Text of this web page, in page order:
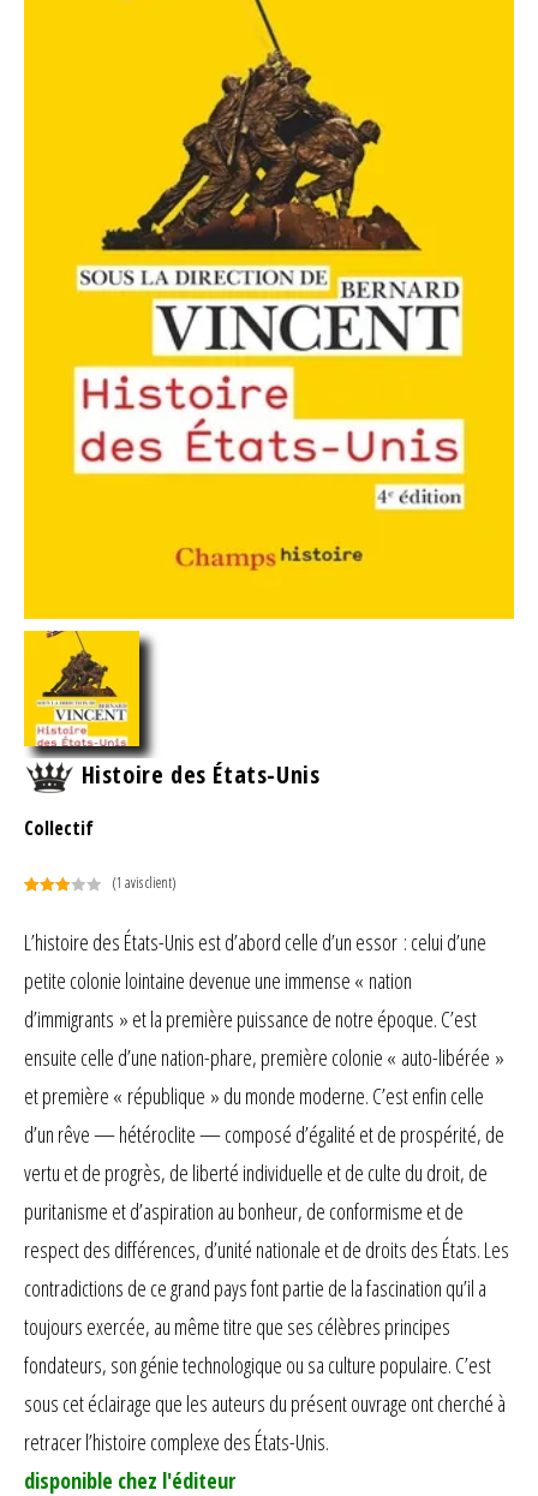
Histoire des États-Unis
Collectif
sur 5
basé
sur
notation
(1 avis client)
L’histoire des États-Unis est d’abord celle d’un essor : celui d’une
petite colonie lointaine devenue une immense « nation
d’immigrants » et la première puissance de notre époque. C’est
ensuite celle d’une nation-phare, première colonie « auto-libérée »
et première « république » du monde moderne. C’est enfin celle
d’un rêve — hétéroclite — composé d’égalité et de prospérité, de
vertu et de progrès, de liberté individuelle et de culte du droit, de
puritanisme et d’aspiration au bonheur, de conformisme et de
respect des différences, d’unité nationale et de droits des États. Les
contradictions de ce grand pays font partie de la fascination qu’il a
toujours exercée, au même titre que ses célèbres principes
fondateurs, son génie technologique ou sa culture populaire. C’est
sous cet éclairage que les auteurs du présent ouvrage ont cherché à
retracer l’histoire complexe des États-Unis.
disponible chez l'éditeur